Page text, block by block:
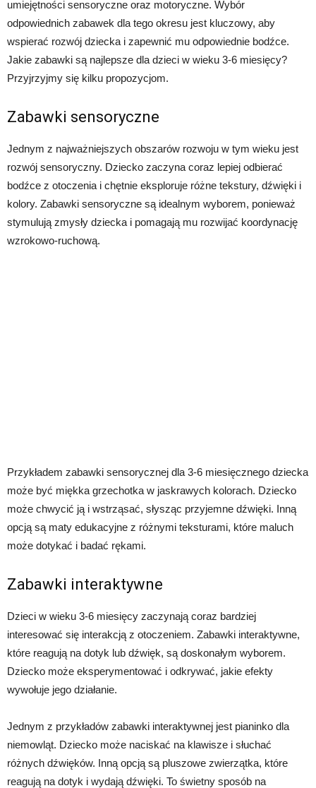
umiejętności sensoryczne oraz motoryczne. Wybór
odpowiednich zabawek dla tego okresu jest kluczowy, aby
wspierać rozwój dziecka i zapewnić mu odpowiednie bodźce.
Jakie zabawki są najlepsze dla dzieci w wieku 3-6 miesięcy?
Przyjrzyjmy się kilku propozycjom.
Zabawki sensoryczne
Jednym z najważniejszych obszarów rozwoju w tym wieku jest
rozwój sensoryczny. Dziecko zaczyna coraz lepiej odbierać
bodźce z otoczenia i chętnie eksploruje różne tekstury, dźwięki i
kolory. Zabawki sensoryczne są idealnym wyborem, ponieważ
stymulują zmysły dziecka i pomagają mu rozwijać koordynację
wzrokowo-ruchową.
Przykładem zabawki sensorycznej dla 3-6 miesięcznego dziecka
może być miękka grzechotka w jaskrawych kolorach. Dziecko
może chwycić ją i wstrząsać, słysząc przyjemne dźwięki. Inną
opcją są maty edukacyjne z różnymi teksturami, które maluch
może dotykać i badać rękami.
Zabawki interaktywne
Dzieci w wieku 3-6 miesięcy zaczynają coraz bardziej
interesować się interakcją z otoczeniem. Zabawki interaktywne,
które reagują na dotyk lub dźwięk, są doskonałym wyborem.
Dziecko może eksperymentować i odkrywać, jakie efekty
wywołuje jego działanie.
Jednym z przykładów zabawki interaktywnej jest pianinko dla
niemowląt. Dziecko może naciskać na klawisze i słuchać
różnych dźwięków. Inną opcją są pluszowe zwierzątka, które
reagują na dotyk i wydają dźwięki. To świetny sposób na